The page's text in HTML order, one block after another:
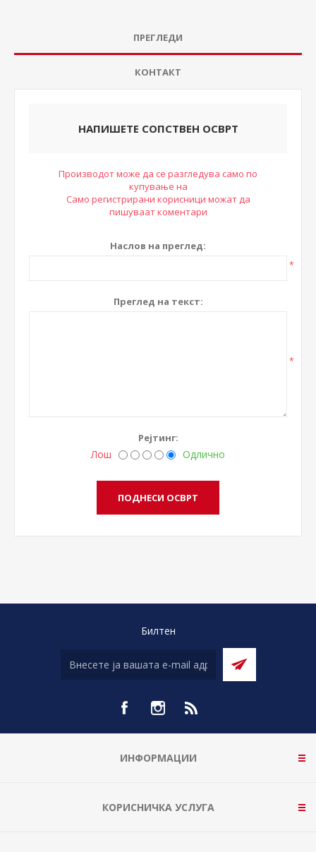
ПРЕГЛЕДИ
КОНТАКТ
НАПИШЕТЕ СОПСТВЕН ОСВРТ
Производот може да се разгледува само по
купување на
Само регистрирани корисници можат да
пишуваат коментари
Наслов на преглед:
*
Преглед на текст:
*
Рејтинг:
Лош Одлично
Билтен
ИНФОРМАЦИИ
КОРИСНИЧКА УСЛУГА